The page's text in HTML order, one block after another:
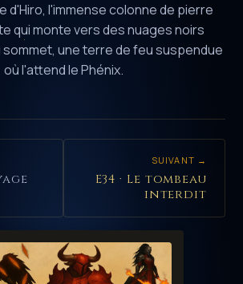
d'Hiro, l'immense colonne de pierre
qui monte vers des nuages noirs
une terre de feu suspendue
où l'attend le Phénix.
SUIVANT →
E34 · Le tombeau
interdit